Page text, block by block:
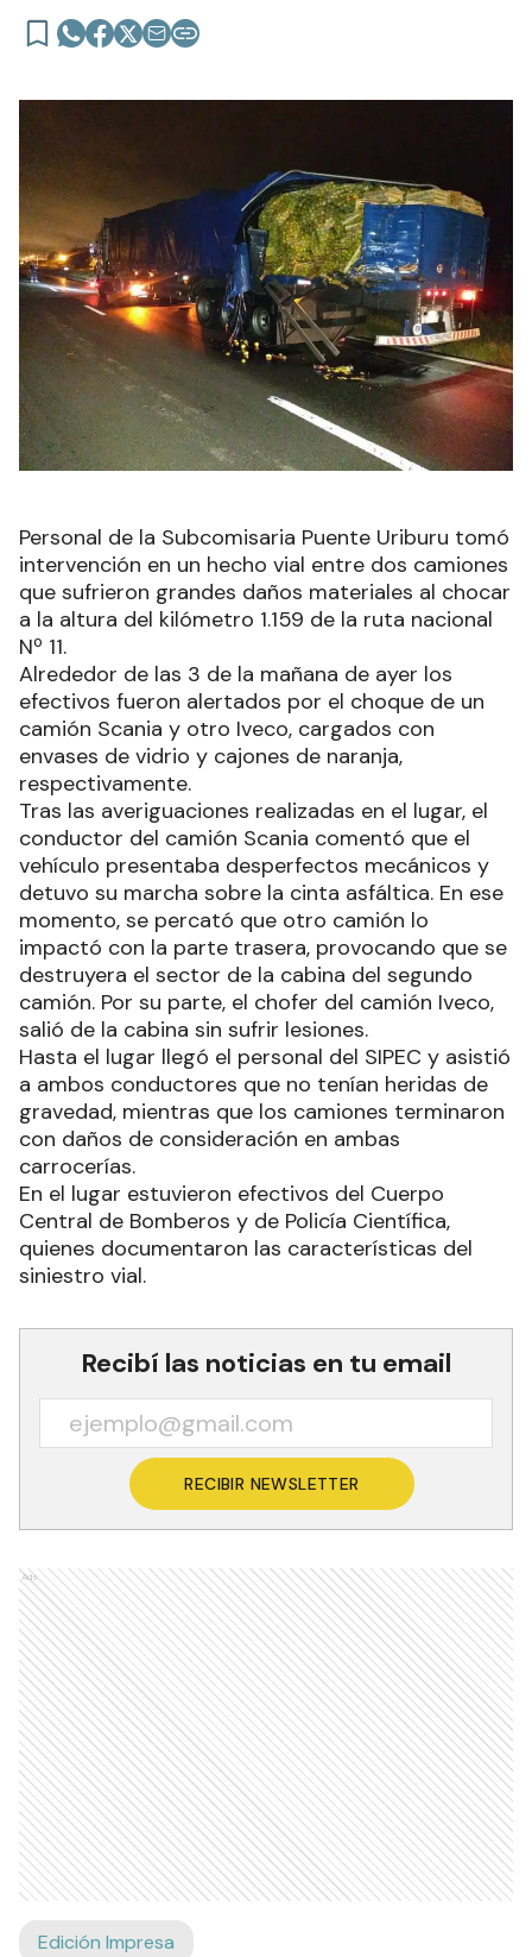
Personal de la Subcomisaria Puente Uriburu tomó
intervención en un hecho vial entre dos camiones
que sufrieron grandes daños materiales al chocar
a la altura del kilómetro 1.159 de la ruta nacional
Nº 11.
Alrededor de las 3 de la mañana de ayer los
efectivos fueron alertados por el choque de un
camión Scania y otro Iveco, cargados con
envases de vidrio y cajones de naranja,
respectivamente.
Tras las averiguaciones realizadas en el lugar, el
conductor del camión Scania comentó que el
vehículo presentaba desperfectos mecánicos y
detuvo su marcha sobre la cinta asfáltica. En ese
momento, se percató que otro camión lo
impactó con la parte trasera, provocando que se
destruyera el sector de la cabina del segundo
camión. Por su parte, el chofer del camión Iveco,
salió de la cabina sin sufrir lesiones.
Hasta el lugar llegó el personal del SIPEC y asistió
a ambos conductores que no tenían heridas de
gravedad, mientras que los camiones terminaron
con daños de consideración en ambas
carrocerías.
En el lugar estuvieron efectivos del Cuerpo
Central de Bomberos y de Policía Científica,
quienes documentaron las características del
siniestro vial.
Recibí las noticias en tu email
RECIBIR NEWSLETTER
Ads
Edición Impresa